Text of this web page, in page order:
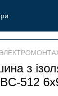
з
512